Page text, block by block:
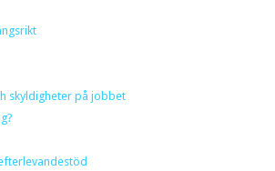
skyldigheter på jobbet